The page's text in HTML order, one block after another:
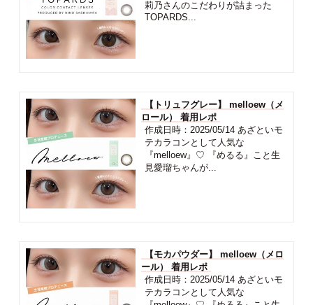
莉乃さんのこだわりが詰まった
TOPARDS...
【トリュフグレー】 melloew（メ
ロール） 着用レポ
作成日時：2025/05/14 あざといモ
テカラコンとして人気な
『melloew』♡ 『めるる』こと生
見愛瑠ちゃんが...
【モカパウダー】 melloew（メロ
ール） 着用レポ
作成日時：2025/05/14 あざといモ
テカラコンとして人気な